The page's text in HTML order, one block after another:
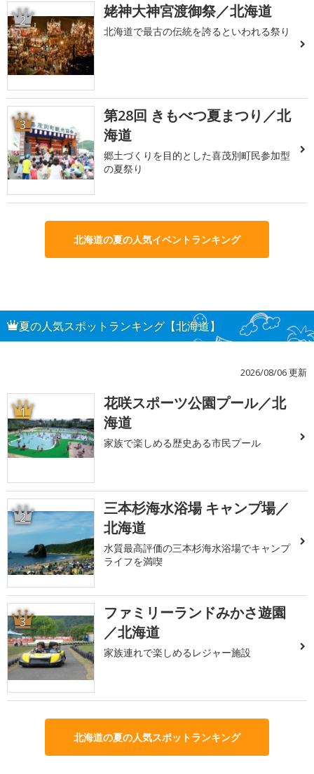
2 姥神大神宮渡御祭／北海道
北海道で最古の伝統を誇るといわれる祭り
3
第28回 きもべつ夏まつり／北
海道
郷土づくりを目的とした喜茂別町民参加型
の夏祭り
北海道の夏の人気イベントランキング
夏の人気スポットランキング【北海道】
2026/08/06 更新
1
花咲スポーツ公園プール／北
海道
家族で楽しめる歴史ある市民プール
2
三本杉海水浴場 キャンプ場／
北海道
水質最高評価の三本杉海水浴場でキャンプ
ライフを満喫
3
ファミリーランドみかさ遊園
／北海道
家族連れで楽しめるレジャー施設
北海道の夏の人気スポットランキング